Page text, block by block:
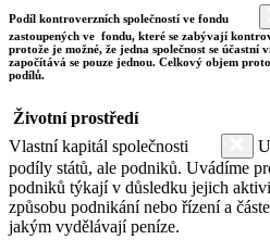
Podíl kontroverzních společností ve fondu
zastoupených ve fondu, které se zabývají
protože je možné, že jedna společnost se
započítává se pouze jednou. Celkový objem
podílů.
Životní prostředí
Vlastní kapitál společnosti
podíly států, ale podniků. Uvádíme
podniků týkají v důsledku jejich
způsobu podnikání nebo řízení a
jakým vydělávají peníze.